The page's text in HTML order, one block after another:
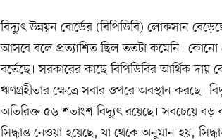
বিদ্যুৎ উন্নয়ন বোর্ডের (বিপিডিবি) লোকসান
আসবে বলে প্রত্যাশিত ছিল ততটা কমেনি। কোনো
বর্তেছে। সরকারের কাছে বিপিডিবির আর্থিক দায়
ঋণগ্রহীতার ক্ষেত্রে সবার ওপরে অবস্থান করছে।
অতিরিক্ত ৫৬ শতাংশ বিদ্যুৎ রয়েছে। সবচেয়ে বড়
সিদ্ধান্ত নেওয়া হয়েছে, যা থেকে অনুমান হয়,